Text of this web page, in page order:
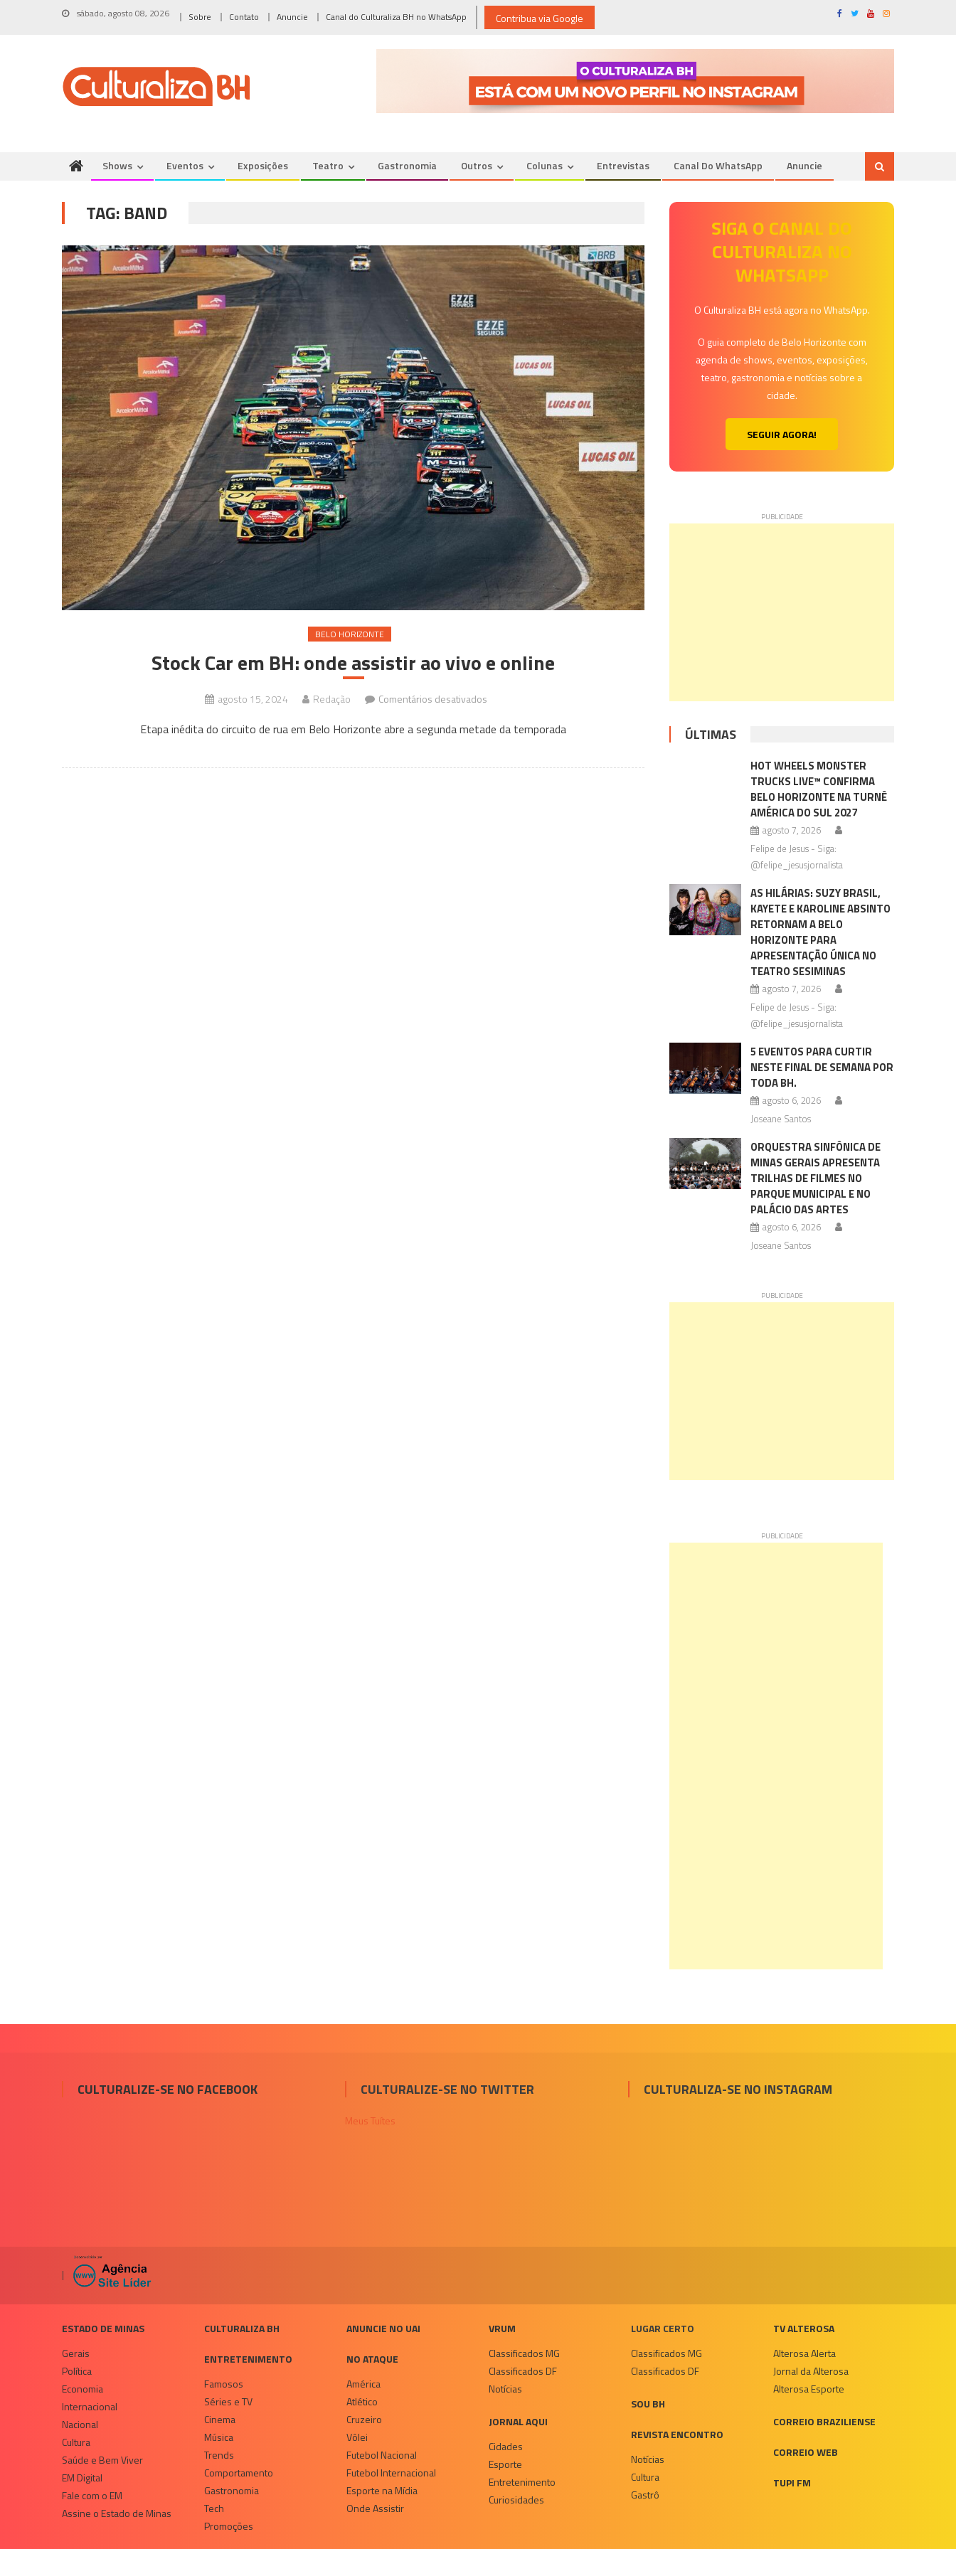
sábado, agosto 08, 2026 Sobre Contato Anuncie Canal do Culturaliza BH no WhatsApp Contribua via Google
Shows Eventos Exposições Teatro Gastronomia Outros Colunas Entrevistas Canal Do WhatsApp Anuncie
TAG: BAND
BELO HORIZONTE
Stock Car em BH: onde assistir ao vivo e online
agosto 15, 2024 Redação Comentários desativados
Car
BH:
Etapa inédita do circuito de rua em Belo Horizonte abre a segunda metade da temporada
SIGA O CANAL DO
CULTURALIZA NO
WHATSAPP
O Culturaliza BH está agora no WhatsApp.
O guia completo de Belo Horizonte com
agenda de shows, eventos, exposições,
teatro, gastronomia e notícias sobre a
cidade.
SEGUIR AGORA!
ÚLTIMAS
HOT WHEELS MONSTER
TRUCKS LIVE™ CONFIRMA
BELO HORIZONTE NA TURNÊ
AMÉRICA DO SUL 2027
agosto 7, 2026
Felipe de Jesus - Siga:
@felipe_jesusjornalista
AS HILÁRIAS: SUZY BRASIL,
KAYETE E KAROLINE ABSINTO
RETORNAM A BELO
HORIZONTE PARA
APRESENTAÇÃO ÚNICA NO
TEATRO SESIMINAS
agosto 7, 2026
Felipe de Jesus - Siga:
@felipe_jesusjornalista
5 EVENTOS PARA CURTIR
NESTE FINAL DE SEMANA POR
TODA BH.
agosto 6, 2026
Joseane Santos
ORQUESTRA SINFÔNICA DE
MINAS GERAIS APRESENTA
TRILHAS DE FILMES NO
PARQUE MUNICIPAL E NO
PALÁCIO DAS ARTES
agosto 6, 2026
Joseane Santos
CULTURALIZE-SE NO FACEBOOK CULTURALIZE-SE NO TWITTER
Meus Tuítes
CULTURALIZA-SE NO INSTAGRAM
|
ESTADO DE MINAS
Gerais
Política
Economia
Internacional
Nacional
Cultura
Saúde e Bem Viver
EM Digital
Fale com o EM
Assine o Estado de Minas
CULTURALIZA BH
ENTRETENIMENTO
Famosos
Séries e TV
Cinema
Música
Trends
Comportamento
Gastronomia
Tech
Promoções
ANUNCIE NO UAI
NO ATAQUE
América
Atlético
Cruzeiro
Vôlei
Futebol Nacional
Futebol Internacional
Esporte na Mídia
Onde Assistir
VRUM
Classificados MG
Classificados DF
Notícias
JORNAL AQUI
Cidades
Esporte
Entretenimento
Curiosidades
LUGAR CERTO
Classificados MG
Classificados DF
SOU BH
REVISTA ENCONTRO
Notícias
Cultura
Gastrô
TV ALTEROSA
Alterosa Alerta
Jornal da Alterosa
Alterosa Esporte
CORREIO BRAZILIENSE
CORREIO WEB
TUPI FM